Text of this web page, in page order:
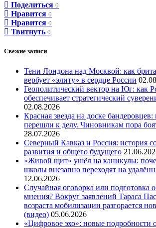
Поделиться 0
Нравится 0
Нравится 0
Твитнуть 0
Свежие записи
Тени Лондона над Москвой: как
вербует «элиту» в сердце России
Геополитический вектор на Юг: как
обеспечивает стратегический
02.08.2026
Красная звезда на доске
перешли к делу. Чиновникам пора
28.07.2026
Северный Кавказ и Россия: история
развития и общего будущего
«Живой щит» ушёл на каникулы:
школы внезапно переходят на
12.06.2026
Случайная оговорка или подготовка
мнения? Вокруг заявлений Тараса
возраста мобилизации разгорается
(видео) 05.06.2026
«Цифровое эхо»: новые подробности